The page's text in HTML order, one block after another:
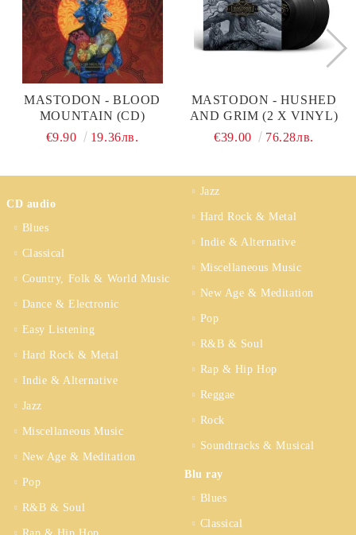
MASTODON - BLOOD
MOUNTAIN (CD)
€9.90
19.36лв.
MASTODON - HUSHED
AND GRIM (2 X VINYL)
€39.00
76.28лв.
CD audio
Blues
Classical
Country, Folk & World Music
Dance & Electronic
Easy Listening
Hard Rock & Metal
Indie & Alternative
Jazz
Miscellaneous Music
New Age & Meditation
Pop
R&B & Soul
Jazz
Hard Rock & Metal
Indie & Alternative
Miscellaneous Music
New Age & Meditation
Pop
R&B & Soul
Rap & Hip Hop
Reggae
Rock
Soundtracks & Musical
Blu ray
Blues
Classical